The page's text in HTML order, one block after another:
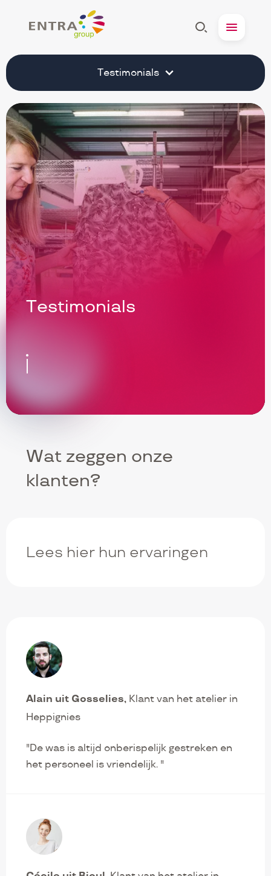
Menu
secundaire
navigation
Testimonials
Afficher
Recherche
Testimonials
Wat zeggen onze
klanten?
Lees hier hun ervaringen
Alain uit Gosselies
Klant van het atelier in
Heppignies
"De was is altijd onberispelijk gestreken en
het personeel is vriendelijk. "